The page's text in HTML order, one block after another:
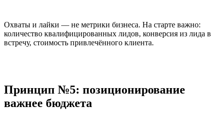
Охваты и лайки — не метрики бизнеса. На старте важно:
количество квалифицированных лидов, конверсия из лида в
встречу, стоимость привлечённого клиента.
Принцип №5: позиционирование
важнее бюджета